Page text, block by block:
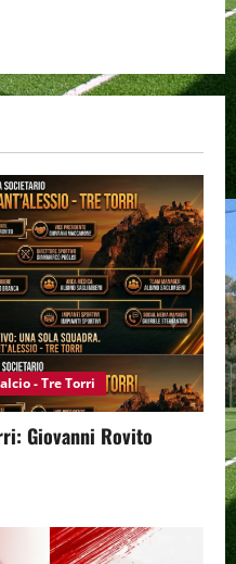
- Tre Torri
Giovanni Rovito